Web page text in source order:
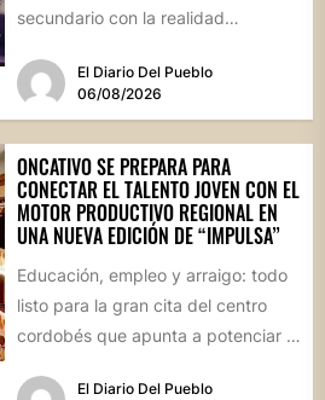
secundario con la realidad
El Diario Del Pueblo
06/08/2026
ONCATIVO SE PREPARA PARA
CONECTAR EL TALENTO JOVEN CON EL
MOTOR PRODUCTIVO REGIONAL EN
UNA NUEVA EDICIÓN DE “IMPULSA”
Educación, empleo y arraigo: todo
listo para la gran cita del centro
cordobés que apunta a potenciar el
El Diario Del Pueblo